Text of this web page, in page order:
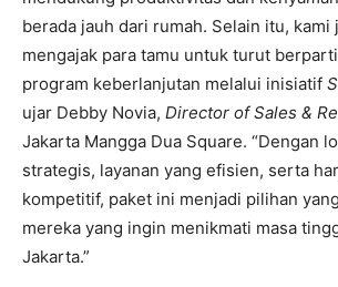
berada jauh dari rumah. Selain itu, kami
mengajak para tamu untuk turut
program keberlanjutan melalui inisiatif
ujar Debby Novia, Director of Sales &
Jakarta Mangga Dua Square. “Dengan
strategis, layanan yang efisien, serta
kompetitif, paket ini menjadi pilihan
mereka yang ingin menikmati masa
Jakarta.”